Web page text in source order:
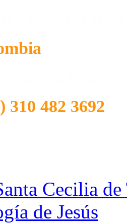
310 482 3692
Cecilia
de Jesús